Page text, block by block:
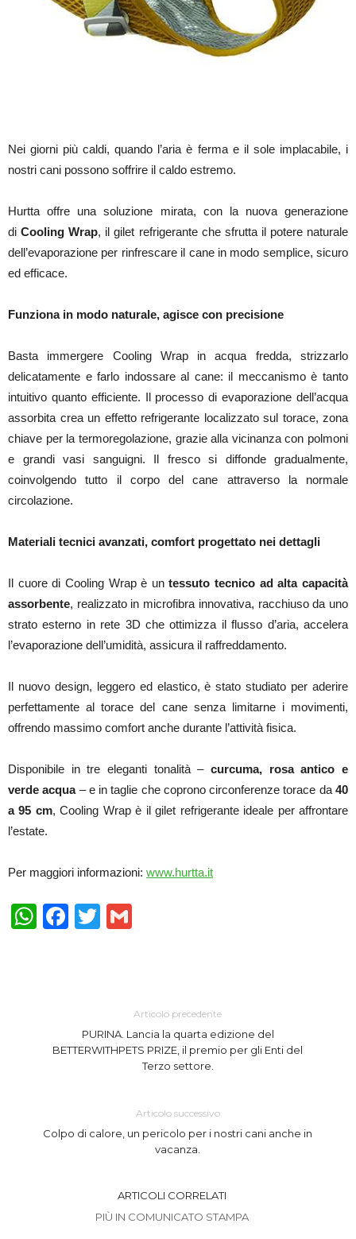
Nei giorni più caldi, quando l’aria è ferma e il sole implacabile, i
nostri cani possono soffrire il caldo estremo.
Hurtta offre una soluzione mirata, con la nuova generazione
diCooling Wrap, il gilet refrigerante che sfrutta il potere naturale
dell’evaporazione per rinfrescare il cane in modo semplice, sicuro
ed efficace.
Funziona in modo naturale, agisce con precisione
Basta immergere Cooling Wrap in acqua fredda, strizzarlo
delicatamente e farlo indossare al cane: il meccanismo è tanto
intuitivo quanto efficiente. Il processo di evaporazione dell’acqua
assorbita crea un effetto refrigerante localizzato sul torace, zona
chiave per la termoregolazione, grazie alla vicinanza con polmoni
e grandi vasi sanguigni. Il fresco si diffonde gradualmente,
coinvolgendo tutto il corpo del cane attraverso la normale
circolazione.
Materiali tecnici avanzati, comfort progettato nei dettagli
Il cuore di Cooling Wrap è untessuto tecnico ad alta capacità
assorbente, realizzato in microfibra innovativa, racchiuso da uno
strato esterno in rete 3D che ottimizza il flusso d’aria, accelera
l’evaporazione dell’umidità, assicura il raffreddamento.
Il nuovo design, leggero ed elastico, è stato studiato per aderire
perfettamente al torace del cane senza limitarne i movimenti,
offrendo massimo comfort anche durante l’attività fisica.
Disponibile in tre eleganti tonalità – curcuma, rosa antico e
verde acqua– e in taglie che coprono circonferenze torace da40
a 95 cm, Cooling Wrap è il gilet refrigerante ideale per affrontare
l’estate.
Per maggiori informazioni: www.hurtta.it
WhatsApp
Facebook
Twitter
Articolo precedente
PURINA. Lancia la quarta edizione del
BETTERWITHPETS PRIZE, il premio per gli Enti del
Terzo settore.
Articolo successivo
Colpo di calore, un pericolo per i nostri cani anche in
vacanza.
ARTICOLI CORRELATI
PIÙ IN COMUNICATO STAMPA